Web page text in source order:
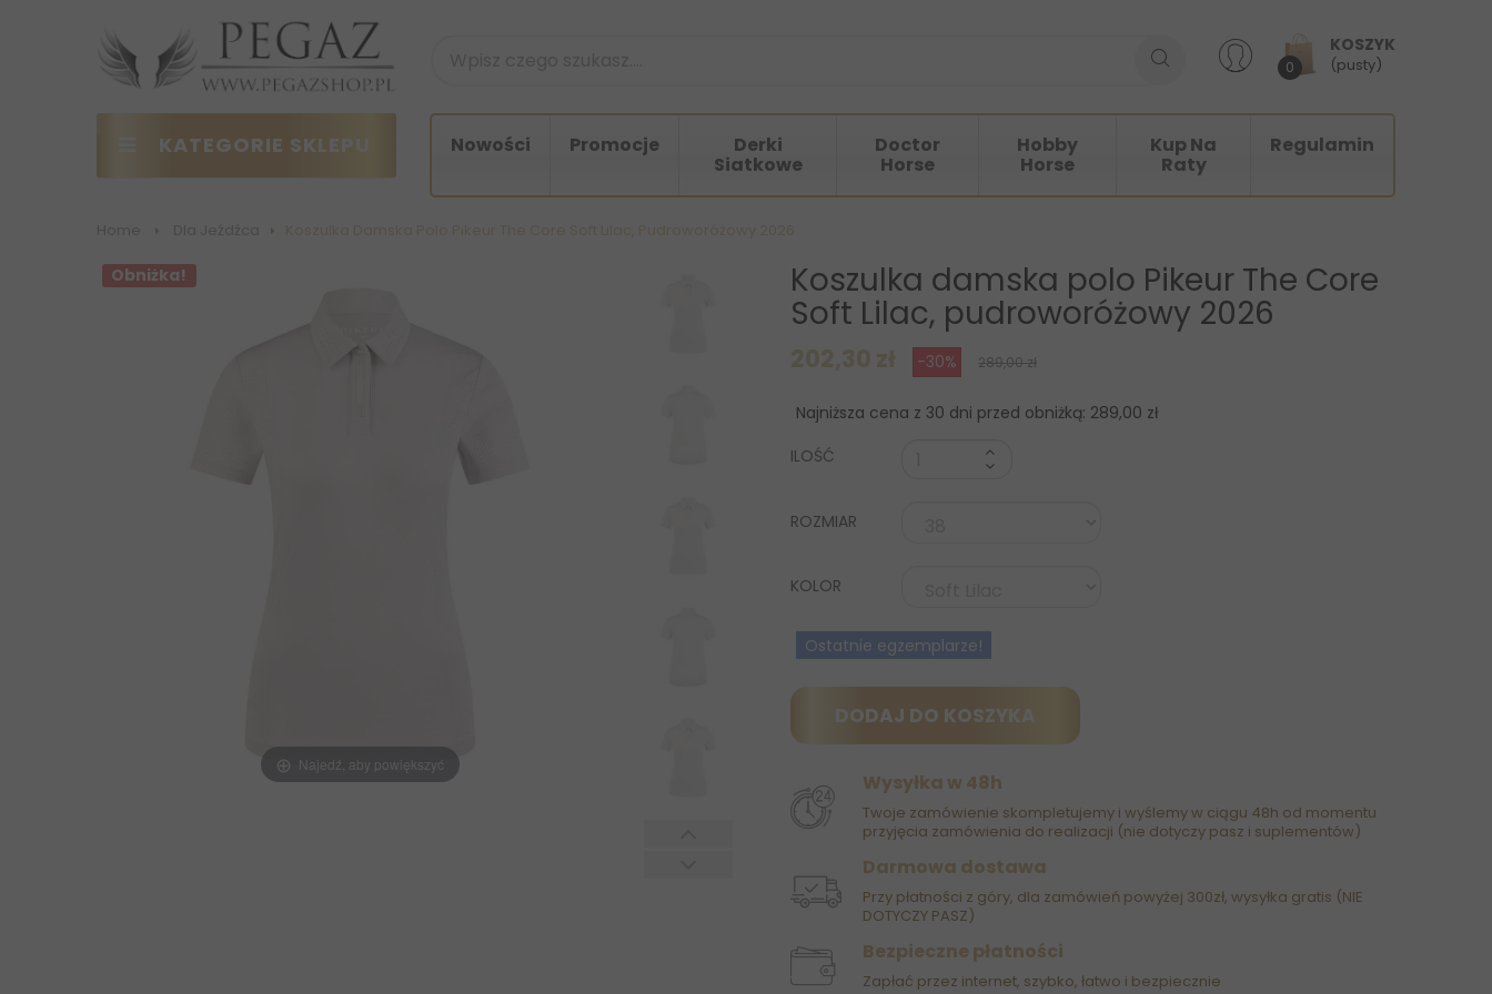
KOSZYK
0 (pusty)
KATEGORIE SKLEPU Nowości Promocje Derki
Siatkowe
Doctor
Horse
Hobby
Horse
Kup Na
Raty
Regulamin
Obniżka!
Najedź, aby powiększyć
Koszulka damska polo Pikeur The Core
Soft Lilac, pudroworóżowy 2026
-30% 289,00 zł
Najniższa cena z 30 dni przed obniżką: 289,00 zł
ILOŚĆ
ROZMIAR
KOLOR
Ostatnie egzemplarze!
DODAJ DO KOSZYKA
Wysyłka w 48h
Twoje zamówienie skompletujemy i wyślemy w ciągu 48h od momentu
przyjęcia zamówienia do realizacji (nie dotyczy pasz i suplementów)
Darmowa dostawa
Przy płatności z góry, dla zamówień powyżej 300zł, wysyłka gratis (NIE
DOTYCZY PASZ)
Bezpieczne płatności
Zapłać przez internet, szybko, łatwo i bezpiecznie